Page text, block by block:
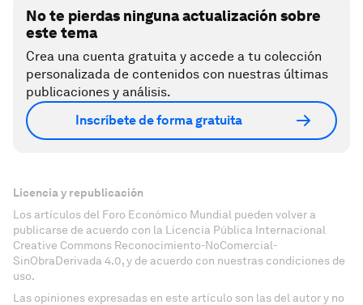
No te pierdas ninguna actualización sobre
este tema
Crea una cuenta gratuita y accede a tu colección
personalizada de contenidos con nuestras últimas
publicaciones y análisis.
Inscríbete de forma gratuita
Licencia y republicación
Los artículos del Foro Económico Mundial pueden volver a
publicarse de acuerdo con la Licencia Pública Internacional
Creative Commons Reconocimiento-NoComercial-
SinObraDerivada 4.0, y de acuerdo con nuestras condiciones de
uso.
Las opiniones expresadas en este artículo son las del autor y no